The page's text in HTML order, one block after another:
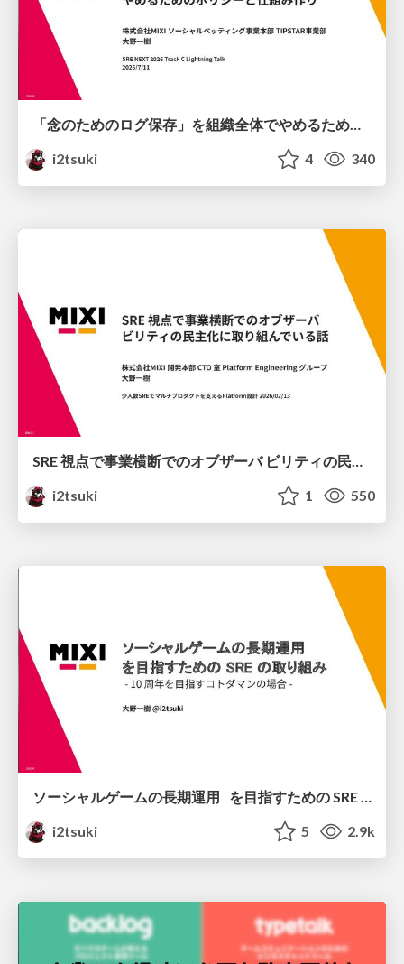
「念のためのログ保存」を組織全体でやめるためのポリシーと仕組み作り
i2tsuki
4 340
i2tsuki
1 550
ソーシャルゲームの長期運用 を目指すための SRE の取り組み - 10 周年を⽬指すコトダマンの場合 -
i2tsuki
5 2.9k